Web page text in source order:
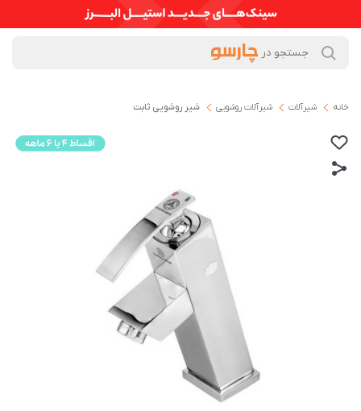
خانه شیرآلات شیرآلات روشویی شیر روشویی ثابت